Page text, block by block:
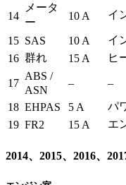
14
メータ
ー
10 A イ
15 SAS 10 A
イ
16 群れ 15 A ヒ
17
ABS /
ASN
–
–
18 EHPAS 5 A
パ
19 FR2 15 A エ
2014、2015、2016、